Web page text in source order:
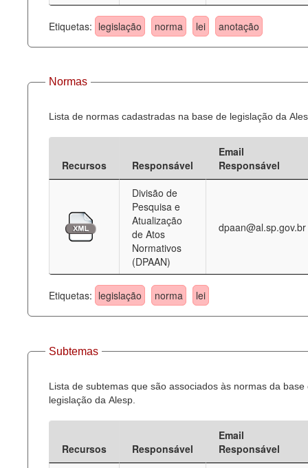
Perguntas frequentes
Contato
Etiquetas: legislação norma lei anotação
Normas
Lista de normas cadastradas na base de legislação da
Recursos Responsável
Email
Responsável
Divisão de
Pesquisa e
Atualização
de Atos
Normativos
(DPAAN)
dpaan@al.sp.gov.br
Etiquetas: legislação norma lei
Subtemas
Lista de subtemas que são associados às normas da base
legislação da Alesp.
Recursos Responsável
Email
Responsável